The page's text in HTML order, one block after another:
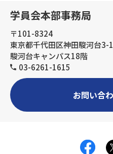
学員会本部事務局
〒101-8324
東京都千代田区神田駿河台3-
駿河台キャンパス18階
03-6261-1615
お問い合